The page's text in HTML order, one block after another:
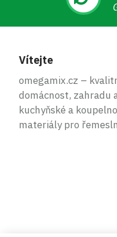
Vítejte
omegamix.cz –
domácnost, zahradu
kuchyňské a
materiály pro